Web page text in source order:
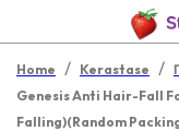
Home / Kerastase /
Genesis Anti Hair-Fall
Falling)(Random